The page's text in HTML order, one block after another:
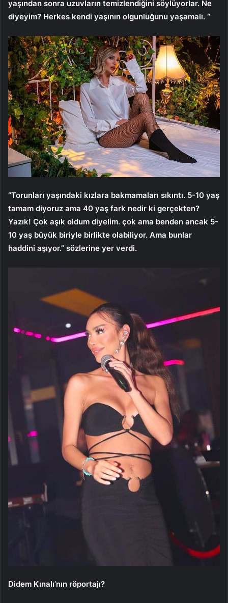
yaşından sonra uzuvların temizlendiğini söylüyorlar. Ne
diyeyim? Herkes kendi yaşının olgunluğunu yaşamalı. “
“Torunları yaşındaki kızlara bakmamaları sıkıntı. 5-10 yaş
tamam diyoruz ama 40 yaş fark nedir ki gerçekten?
Yazık! Çok aşık oldum diyelim. çok ama benden ancak 5-
10 yaş büyük biriyle birlikte olabiliyor. Ama bunlar
haddini aşıyor.” sözlerine yer verdi.
Didem Kınalı’nın röportajı?